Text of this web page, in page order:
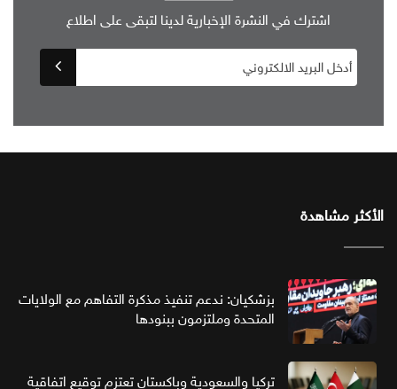
اشترك في النشرة الإخبارية لدينا لتبقى على اطلاع
الأكثر مشاهدة
بزشكيان: ندعم تنفيذ مذكرة التفاهم مع الولايات
المتحدة وملتزمون ببنودها
تركيا والسعودية وباكستان تعتزم توقيع اتفاقية